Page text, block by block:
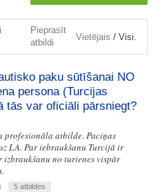
Pieprasīt
atbildi
Vietējais / Visi.
paku sūtīšanai NO
persona (Turcijas
tās var oficiāli pārsniegt?
profesionāla atbilde. Paciņas
LA. Par iebraukšanu Turcijā ir
no turienes vispār
5 atbildes